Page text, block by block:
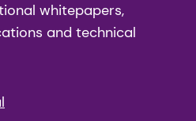
whitepapers,
and technical